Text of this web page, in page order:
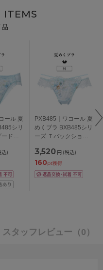
ITEMS
ール 夏
シリ
ドシ
込)
PXB485｜ワコール 夏
めくブラ BXB485シリ
ーズ Ｔバックショー
3,520 円 (税込)
160pt獲得
スタッフレビュー （0）